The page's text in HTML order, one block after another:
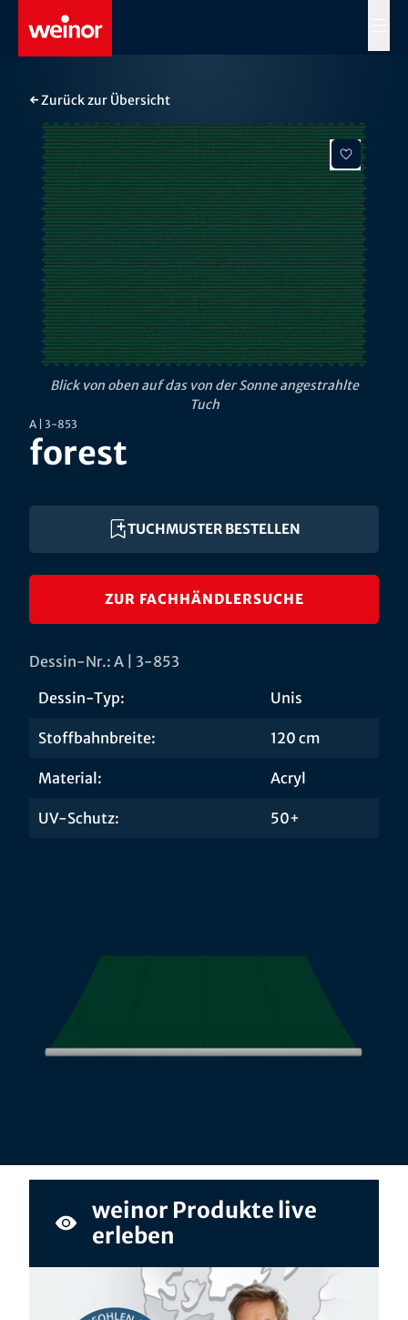
Skip to main content
← Zurück zur Übersicht
Blick von oben auf das von der Sonne angestrahlte
Tuch
A | 3-853
forest
TUCHMUSTER BESTELLEN
ZUR FACHHÄNDLERSUCHE
Dessin-Nr.: A | 3-853
Dessin-Typ:
Unis
Stoffbahnbreite: 120 cm
Material: Acryl
UV-Schutz: 50+
weinor Produkte live
erleben